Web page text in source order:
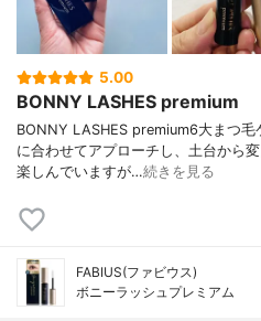
5.00
BONNY LASHES premium
BONNY LASHES premium6大まつ
に合わせてアプローチし、土台から
楽しんでいますが…続きを見る
FABIUS(ファビウス)
ボニーラッシュプレミアム